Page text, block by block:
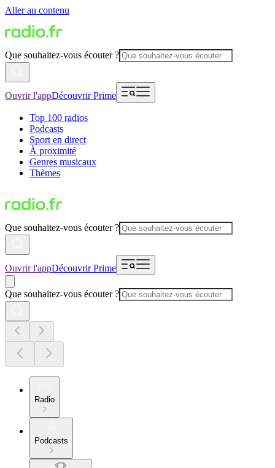
Aller au contenu
Que souhaitez-vous écouter ?
Ouvrir l'appDécouvrir Prime
Top 100 radios
Podcasts
Sport en direct
À proximité
Genres musicaux
Thèmes
Que souhaitez-vous écouter ?
Ouvrir l'appDécouvrir Prime
Que souhaitez-vous écouter ?
Radio
Podcasts